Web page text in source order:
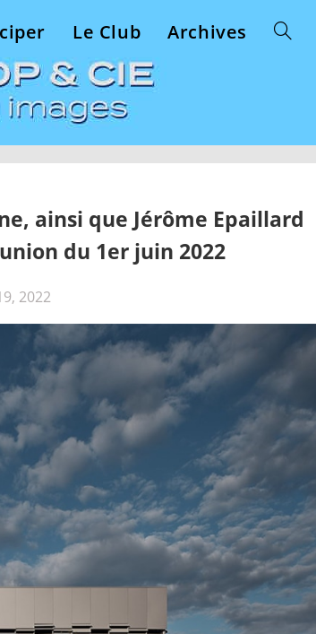
Le Club Archives
ainsi que Jérôme Epaillard
du 1er juin 2022
2022